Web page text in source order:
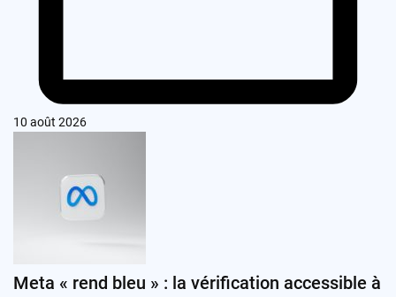
10 août 2026
Meta « rend bleu » : la vérification accessible à